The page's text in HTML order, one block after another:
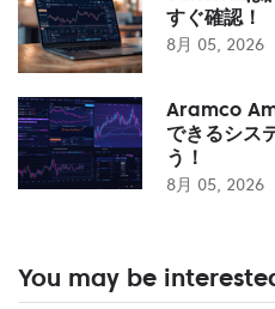
すぐ確認！
8月 05, 2026
Aramco
できるシス
う！
8月 05, 2026
You may be